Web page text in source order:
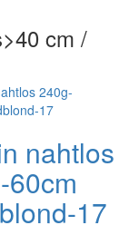
cm /
nahtlos
60cm
17